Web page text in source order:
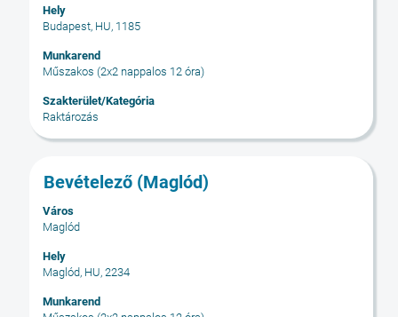
Hely
Budapest, HU, 1185
Munkarend
Műszakos (2x2 nappalos 12 óra)
Szakterület/Kategória
Raktározás
billentyűvel
az
állásinformáció
teljes
megtekintéséhez.
Cím
Bevételező (Maglód)
Város
Maglód
Hely
Maglód, HU, 2234
Munkarend
Jelölje
a
szóköz
billentyűvel
az
állásinformáció